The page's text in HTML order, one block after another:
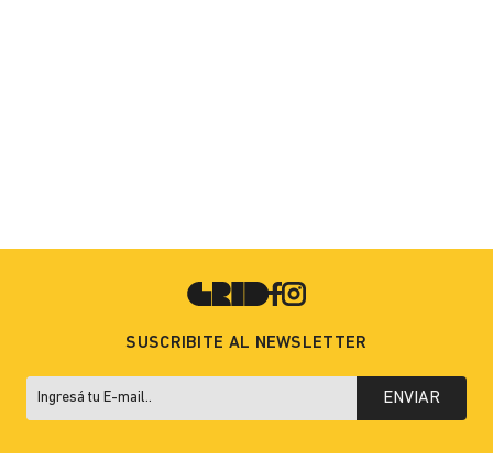
SUSCRIBITE AL NEWSLETTER
ENVIAR